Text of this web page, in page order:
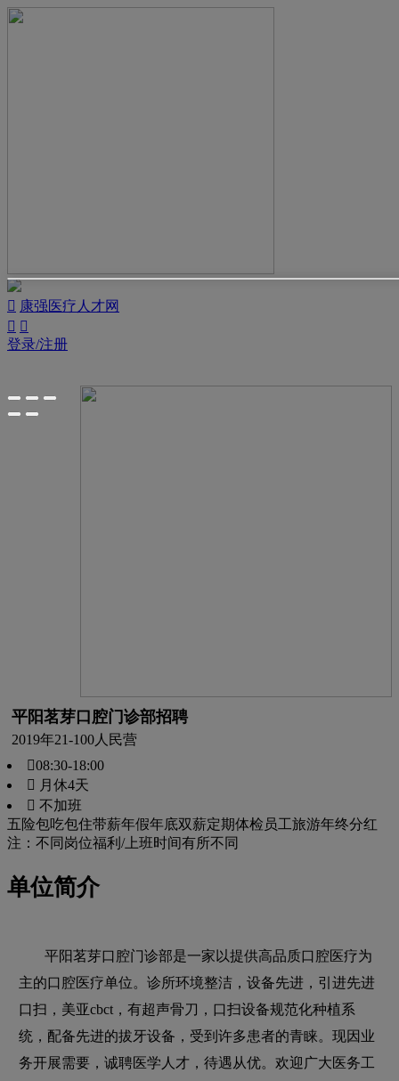
 康强医疗人才网
 
登录/注册
平阳茗芽口腔门诊部招聘
2019年21-100人 民营
08:30-18:00
 月休4天
 不加班
五险包吃包住带薪年假年底双薪定期体检 员工旅游年终分红
注：不同岗位福利/上班时间有所不同
单位简介
平阳茗芽口腔门诊部是一家以提供高品质口腔医疗为
主的口腔医疗单位。诊所环境整洁，设备先进，引进先进
口扫，美亚cbct，有超声骨刀，口扫设备规范化种植系
统，配备先进的拔牙设备，受到许多患者的青睐。现因业
务开展需要，诚聘医学人才，待遇从优。欢迎广大医务工